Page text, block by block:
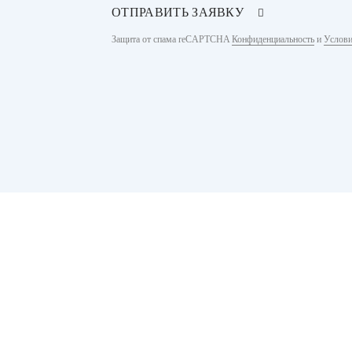
ОТПРАВИТЬ ЗАЯВКУ
Защита от спама reCAPTCHAКонфиденциальность и